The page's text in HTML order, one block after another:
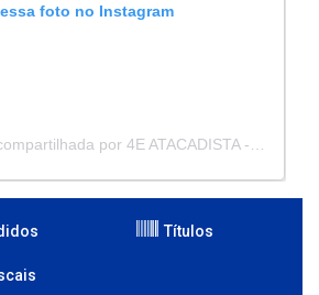
foto no Instagram
Títulos